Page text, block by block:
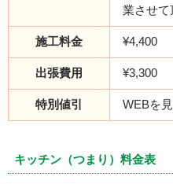
業させて
施工料金 ¥4,400
出張費用 ¥3,300
特別値引 WEBを
キッチン（つまり）料金表